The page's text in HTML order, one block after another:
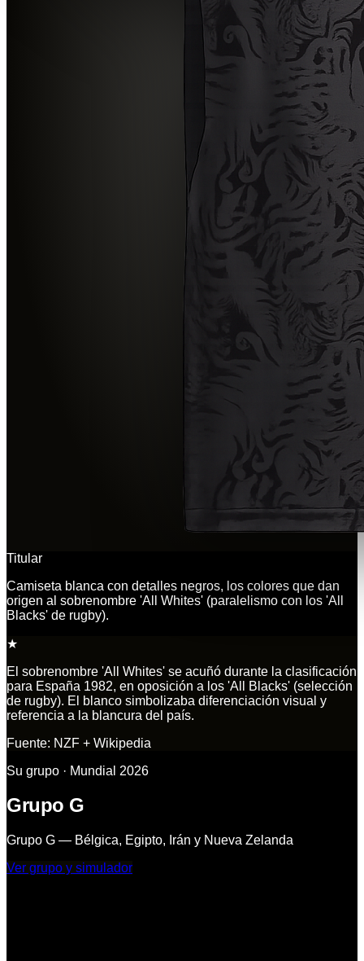
Titular
Camiseta blanca con detalles negros, los colores que dan
origen al sobrenombre 'All Whites' (paralelismo con los 'All
Blacks' de rugby).
★
El sobrenombre 'All Whites' se acuñó durante la clasificación
para España 1982, en oposición a los 'All Blacks' (selección
de rugby). El blanco simbolizaba diferenciación visual y
referencia a la blancura del país.
Fuente: NZF + Wikipedia
Su grupo · Mundial 2026
Grupo G
Grupo G — Bélgica, Egipto, Irán y Nueva Zelanda
Ver grupo y simulador